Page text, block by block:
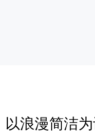
以浪漫简洁